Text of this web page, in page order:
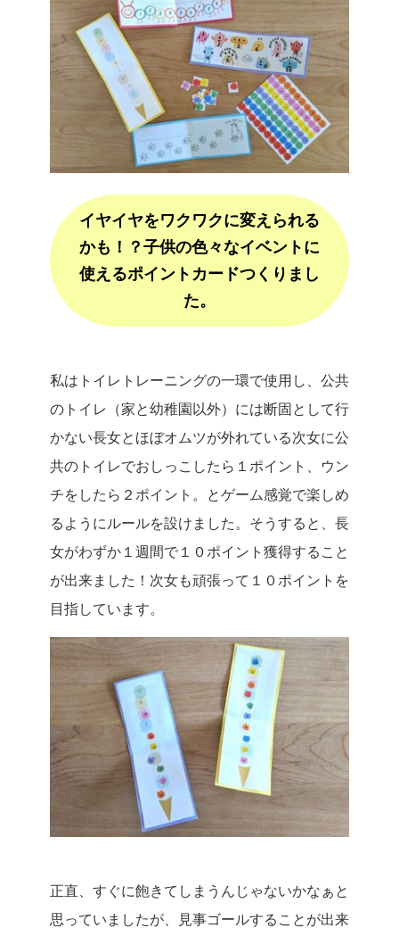
イヤイヤをワクワクに変えられる
かも！？子供の色々なイベントに
使えるポイントカードつくりまし
た。
私はトイレトレーニングの一環で使用し、公共
のトイレ（家と幼稚園以外）には断固として行
かない長女とほぼオムツが外れている次女に公
共のトイレでおしっこしたら１ポイント、ウン
チをしたら２ポイント。とゲーム感覚で楽しめ
るようにルールを設けました。そうすると、長
女がわずか１週間で１０ポイント獲得すること
が出来ました！次女も頑張って１０ポイントを
目指しています。
正直、すぐに飽きてしまうんじゃないかなぁと
思っていましたが、見事ゴールすることが出来